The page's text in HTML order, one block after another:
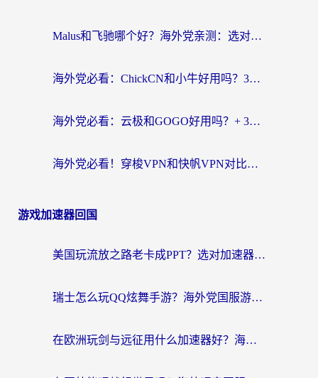
Malus和飞驰哪个好？海外党亲测：选对回国加速器才能无缝刷剧玩国服
海外党必看：ChickCN和小牛好用吗？3招教你选对回国加速器无缝刷国内资源
海外党必看：云极和GOGO好用吗？+ 3步选对回国加速器，流畅看CCTV5海外直播
海外党必看！穿梭VPN和快帆VPN对比哪个回国效果更好？——3款冷门加速器实测+终极选择建议
游戏加速器回国
美国玩流放之路老卡成PPT？选对加速器比啥都重要（附欧洲全球玩家实测推荐）
瑞士怎么玩QQ炫舞手游？海外党国服游戏不卡指南（附重生细胞闪耀暖暖优化技巧）
在欧洲玩剑与远征用什么加速器好？海外党亲测有效的国服游戏加速指南